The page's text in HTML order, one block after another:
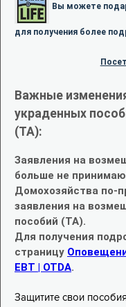
Вы можете
для получения более
Важные
украденных
(TA):
Заявления на
больше не
Домохозяйства по-
заявления на
пособий (TA).
Для получения
страницу
EBT | OTDA.
Защитите свои